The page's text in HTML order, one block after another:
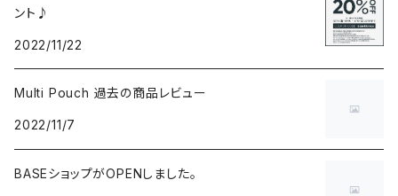
ント♪
2022/11/22
Multi Pouch 過去の商品レビュー
2022/11/7
BASEショップがOPENしました。